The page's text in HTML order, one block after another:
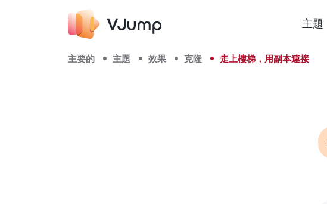
主題
主要的 主題 效果 克隆 走上樓梯，用副本連接